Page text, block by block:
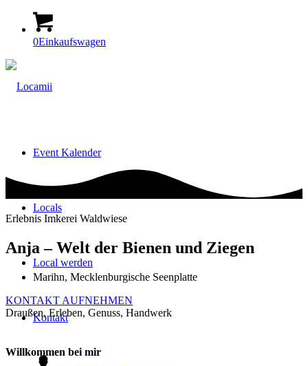
0Einkaufswagen
Event Kalender
Locals
Local werden
Kontakt
Erlebnis Imkerei Waldwiese
Anja – Welt der Bienen und Ziegen
Marihn, Mecklenburgische Seenplatte
KONTAKT AUFNEHMEN
Draußen, Erleben, Genuss, Handwerk
Willkommen bei mir